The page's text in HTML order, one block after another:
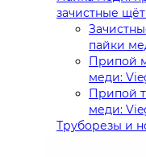
зачистные
пайки
Припой
меди:
Припой
меди:
Труборезы и